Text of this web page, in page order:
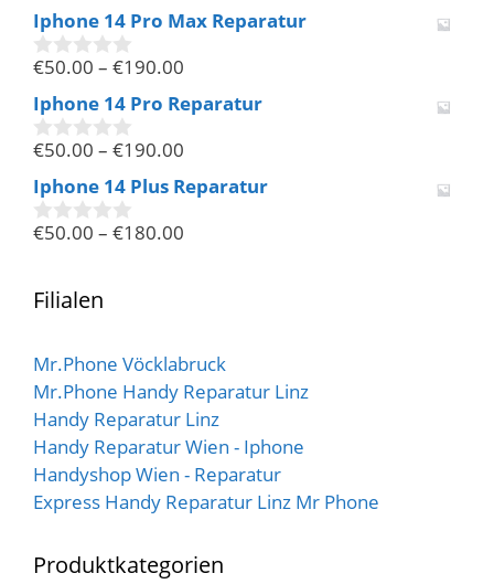
o
n
5
Iphone 14 Pro Max Reparatur
0
o
n
5
€50.00 – €190.00
Iphone 14 Pro Reparatur
0
o
n
5
€50.00 – €190.00
Iphone 14 Plus Reparatur
0
n
5
€50.00 – €180.00
Filialen
Mr.Phone Vöcklabruck
Mr.Phone Handy Reparatur Linz
Handy Reparatur Linz
Handy Reparatur Wien - Iphone
Handyshop Wien - Reparatur
Express Handy Reparatur Linz Mr Phone
Produktkategorien